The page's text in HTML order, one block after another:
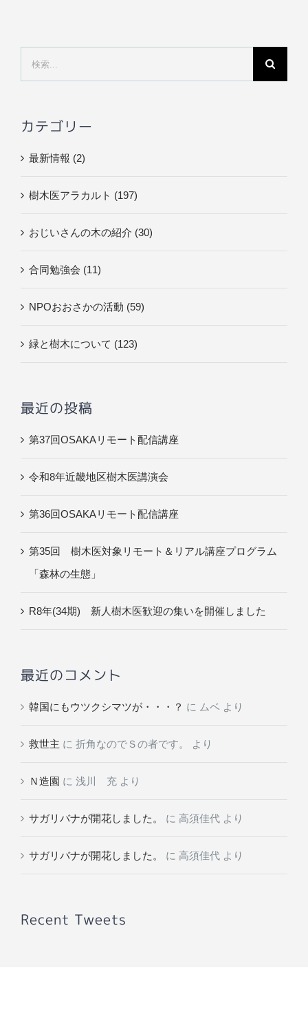
索
カテゴリー
最新情報 (2)
樹木医アラカルト (197)
おじいさんの木の紹介 (30)
合同勉強会 (11)
NPOおおさかの活動 (59)
緑と樹木について (123)
最近の投稿
第37回OSAKAリモート配信講座
令和8年近畿地区樹木医講演会
第36回OSAKAリモート配信講座
第35回 樹木医対象リモート＆リアル講座プログラム
「森林の生態」
R8年(34期) 新人樹木医歓迎の集いを開催しました
最近のコメント
韓国にもウツクシマツが・・・？ に ムベ より
救世主 に 折角なのでＳの者です。 より
Ｎ造園 に 浅川 充 より
サガリバナが開花しました。 に 高須佳代 より
サガリバナが開花しました。 に 高須佳代 より
Recent Tweets